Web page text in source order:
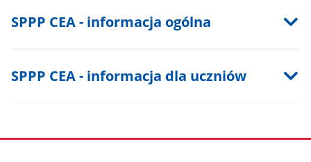
SPPP CEA - informacja ogólna
SPPP CEA - informacja dla uczniów